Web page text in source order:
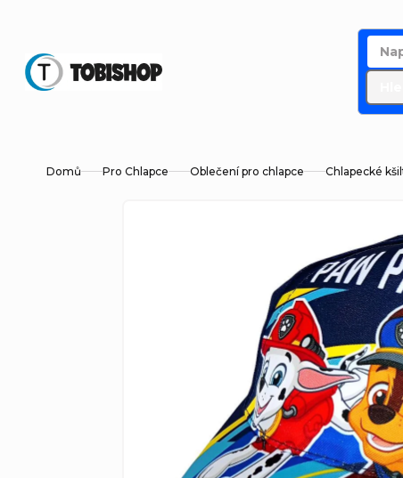
obsah
Domů Pro Chlapce Oblečení pro chlapce Chlapecké